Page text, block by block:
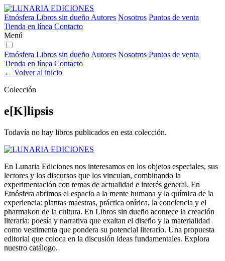
Etnósfera Libros sin dueño Autores Nosotros Puntos de venta
Tienda en línea Contacto
Menú
Etnósfera Libros sin dueño Autores Nosotros Puntos de venta
Tienda en línea Contacto
← Volver al inicio
Colección
e[K]lipsis
Todavía no hay libros publicados en esta colección.
En Lunaria Ediciones nos interesamos en los objetos especiales, sus
lectores y los discursos que los vinculan, combinando la
experimentación con temas de actualidad e interés general. En
Etnósfera abrimos el espacio a la mente humana y la química de la
experiencia: plantas maestras, práctica onírica, la conciencia y el
pharmakon de la cultura. En Libros sin dueño acontece la creación
literaria: poesía y narrativa que exaltan el diseño y la materialidad
como vestimenta que pondera su potencial literario. Una propuesta
editorial que coloca en la discusión ideas fundamentales. Explora
nuestro catálogo.